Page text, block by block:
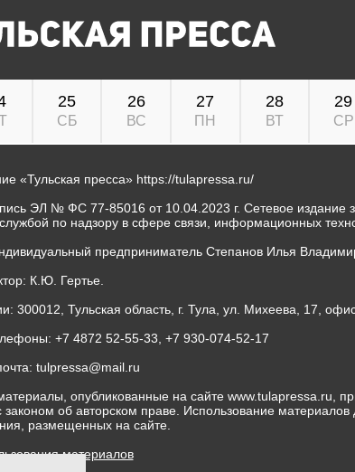
25
СБ
26
ВС
27
ПН
28
ВТ
29
СР
«Тульская пресса» https://tulapressa.ru/
ЭЛ № ФС 77-85016 от 10.04.2023 г. Сетевое издание
по надзору в сфере связи, информационных
предприниматель Степанов Илья
К.Ю. Гертье.
300012, Тульская область, г. Тула, ул. Михеева, 17,
+7 4872 52-55-33, +7 930-074-52-17
tulpressa@mail.ru
опубликованные на сайте www.tulapressa.ru,
законом об авторском праве. Использование
размещенных на сайте.
материалов
оферты